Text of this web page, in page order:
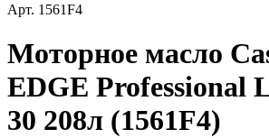
Арт. 1561F4
Моторное масло
EDGE Professional
30 208л (1561F4)